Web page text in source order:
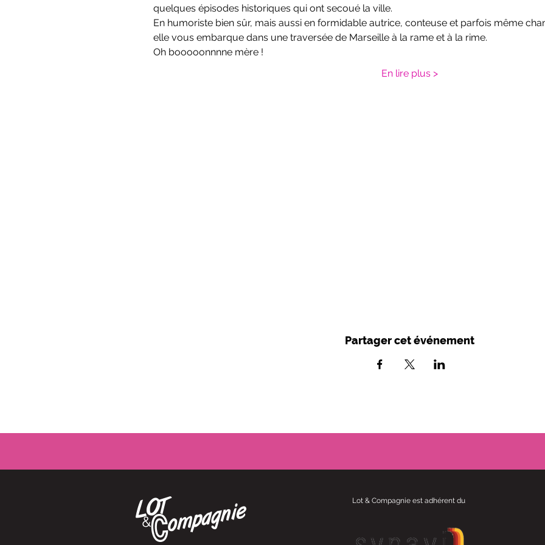
quelques épisodes historiques qui ont secoué la ville.
En humoriste bien sûr, mais aussi en formidable autrice, conteuse et parfois même
elle vous embarque dans une traversée de Marseille à la rame et à la rime.
Oh booooonnnne mère !
En lire plus >
Partager cet événement
Lot & Compagnie est adhérent du